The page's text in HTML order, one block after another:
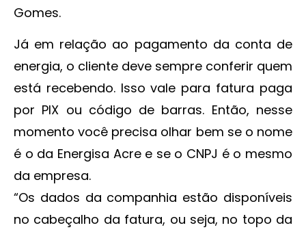
Gomes.
Já em relação ao pagamento da conta de
energia, o cliente deve sempre conferir quem
está recebendo. Isso vale para fatura paga
por PIX ou código de barras. Então, nesse
momento você precisa olhar bem se o nome
é o da Energisa Acre e se o CNPJ é o mesmo
da empresa.
“Os dados da companhia estão disponíveis
no cabeçalho da fatura, ou seja, no topo da